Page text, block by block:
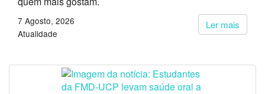
Ler mais
7 Agosto, 2026
Atualidade